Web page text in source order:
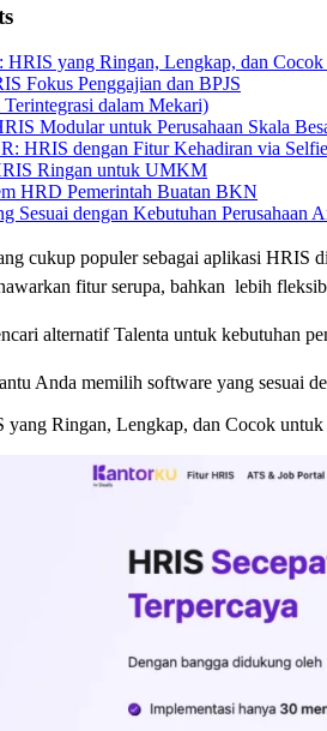
HRIS yang Ringan, Lengkap, dan
Fokus Penggajian dan BPJS
dalam Mekari)
Modular untuk Perusahaan Skala
HRIS dengan Fitur Kehadiran via
Ringan untuk UMKM
HRD Pemerintah Buatan BKN
Sesuai dengan Kebutuhan Perusahaan
cukup populer sebagai aplikasi HRIS
fitur serupa, bahkan lebih
alternatif Talenta untuk kebutuhan
Anda memilih software yang sesuai
Ringan, Lengkap, dan Cocok untuk